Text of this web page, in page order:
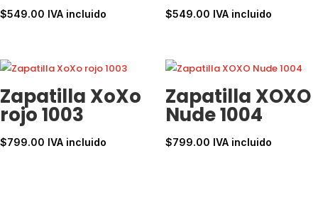
$549.00 IVA incluido $549.00 IVA incluido
Zapatilla XoXo
rojo 1003
$799.00 IVA incluido
Zapatilla XOXO
Nude 1004
$799.00 IVA incluido